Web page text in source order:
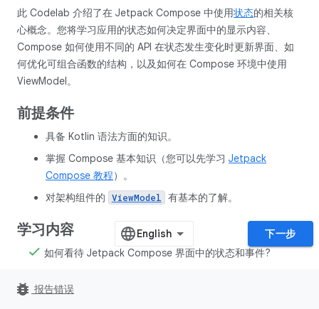
此 Codelab 介绍了在 Jetpack Compose 中使用状态的相关核
心概念。您将学习应用的状态如何决定界面中的显示内容、
Compose 如何使用不同的 API 在状态发生变化时更新界面、如
何优化可组合函数的结构，以及如何在 Compose 环境中使用
ViewModel。
前提条件
具备 Kotlin 语法方面的知识。
掌握 Compose 基本知识（您可以先学习 Jetpack
Compose 教程）。
对架构组件的
ViewModel 有基本的了解。
学习内容
如何看待 Jetpack Compose 界面中的状态和事件?
什么是状态提升？
下一步
bug_report 报告错误